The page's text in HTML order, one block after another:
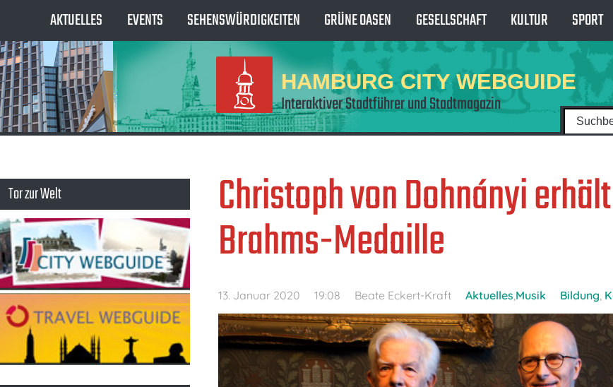
AKTUELLES EVENTS SEHENSWÜRDIGKEITEN GRÜNE OASEN GESELLSCHAFT KULTUR SPORT
HAMBURG CITY WEBGUIDE
Interaktiver Stadtführer und Stadtmagazin
Christoph von Dohnányi erhält
Brahms-Medaille
13. Januar 2020 19:08 Beate Eckert-Kraft Aktuelles,Musik Bildung,
Tor zur Welt